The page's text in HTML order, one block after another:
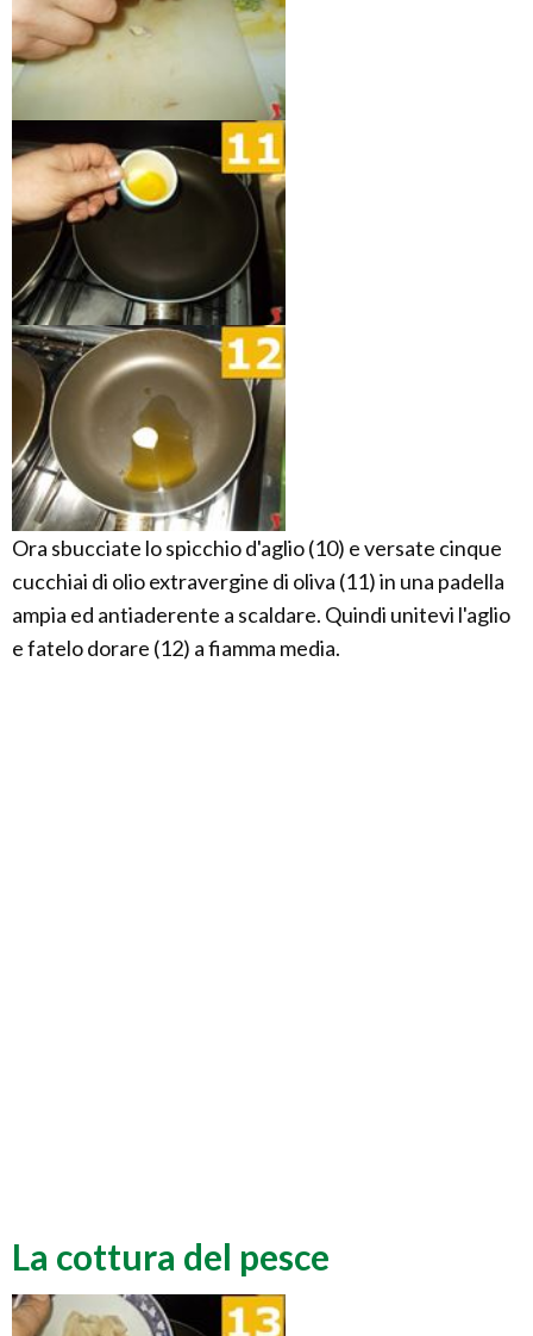
Ora sbucciate lo spicchio d'aglio (10) e versate cinque
cucchiai di olio extravergine di oliva (11) in una padella
ampia ed antiaderente a scaldare. Quindi unitevi l'aglio
e fatelo dorare (12) a fiamma media.
La cottura del pesce